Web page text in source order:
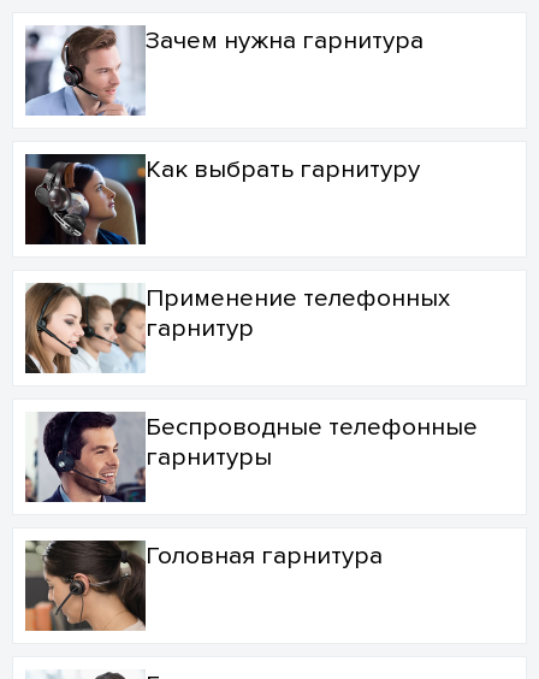
Зачем нужна гарнитура
Как выбрать гарнитуру
Применение телефонных
гарнитур
Беспроводные телефонные
гарнитуры
Головная гарнитура